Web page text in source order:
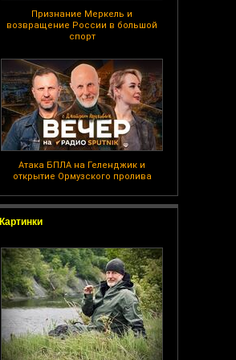
Признание Меркель и
возвращение России в большой
спорт
Атака БПЛА на Геленджик и
открытие Ормузского пролива
Картинки